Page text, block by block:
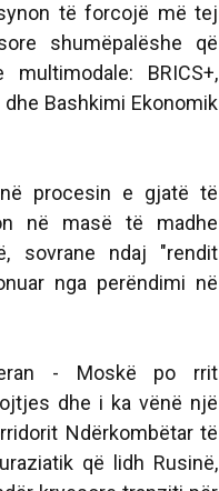
të forcojë më tej
shumëpalëshe që
BRICS+,
Bashkimi Ekonomik
procesin e gjatë të
në masë të madhe
sovrane ndaj "rendit
nga perëndimi në
- Moskë po rrit
dhe i ka vënë një
Ndërkombëtar të
që lidh Rusinë,